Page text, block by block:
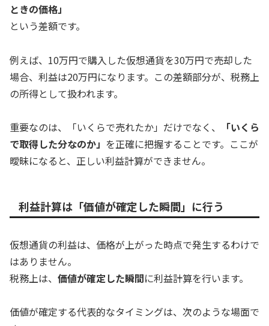
ときの価格」
という差額です。
例えば、10万円で購入した仮想通貨を30万円で売却した
場合、利益は20万円になります。この差額部分が、税務上
の所得として扱われます。
重要なのは、「いくらで売れたか」だけでなく、
「いくら
で取得した分なのか」 を正確に把握することです。ここが
曖昧になると、正しい利益計算ができません。
利益計算は「価値が確定した瞬間」に行う
仮想通貨の利益は、価格が上がった時点で発生するわけで
はありません。
税務上は、 価値が確定した瞬間に利益計算を行います。
価値が確定する代表的なタイミングは、次のような場面で